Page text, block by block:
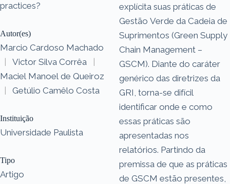
practices?
Autor(es)
Marcio Cardoso Machado
|
Victor Silva Corrêa
|
Maciel Manoel de Queiroz
|
Getúlio Camêlo Costa
Instituição
Universidade Paulista
Tipo
Artigo
explícita suas práticas de
Gestão Verde da Cadeia de
Suprimentos (Green Supply
Chain Management –
GSCM). Diante do caráter
genérico das diretrizes da
GRI, torna-se difícil
identificar onde e como
essas práticas são
apresentadas nos
relatórios. Partindo da
premissa de que as práticas
de GSCM estão presentes,